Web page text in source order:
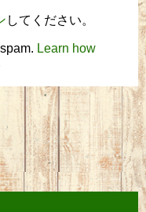
してください。
Learn how